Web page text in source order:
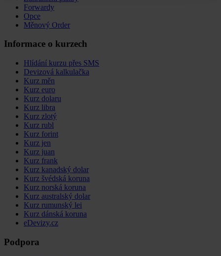
Forwardy
Opce
Měnový Order
Informace o kurzech
Hlídání kurzu přes SMS
Devizová kalkulačka
Kurz měn
Kurz euro
Kurz dolaru
Kurz libra
Kurz zlotý
Kurz rubl
Kurz forint
Kurz jen
Kurz juan
Kurz frank
Kurz kanadský dolar
Kurz švédská koruna
Kurz norská koruna
Kurz australský dolar
Kurz rumunský lei
Kurz dánská koruna
eDevizy.cz
Podpora